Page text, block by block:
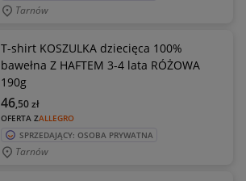
Tarnów
T-shirt KOSZULKA dziecięca 100%
bawełna Z HAFTEM 3-4 lata RÓŻOWA
190g
OFERTA ZALLEGRO
46,50zł
SPRZEDAJĄCY: OSOBA PRYWATNA
Tarnów